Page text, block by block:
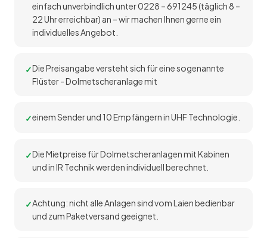
einfach unverbindlich unter 0228 – 691245 (täglich 8 –
22 Uhr erreichbar) an – wir machen Ihnen gerne ein
individuelles Angebot.
Die Preisangabe versteht sich für eine sogenannte
Flüster - Dolmetscheranlage mit
einem Sender und 10 Empfängern in UHF Technologie.
Die Mietpreise für Dolmetscheranlagen mit Kabinen
und in IR Technik werden individuell berechnet.
Achtung: nicht alle Anlagen sind vom Laien bedienbar
und zum Paketversand geeignet.